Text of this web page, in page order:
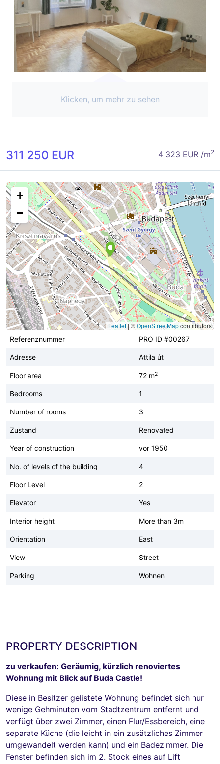
Klicken, um mehr zu sehen
311 250 EUR 4 323 EUR /m2
+
−
Leaflet | ©OpenStreetMapcontributors
Referenznummer
PRO ID #00267
Adresse Attila út
Floor area 72 m2
Bedrooms 1
Number of rooms 3
Zustand Renovated
Year of construction vor 1950
No. of levels of the building 4
Floor Level 2
Elevator Yes
Interior height More than 3m
Orientation East
View Street
Parking Wohnen
PROPERTY DESCRIPTION
zu verkaufen: Geräumig, kürzlich renoviertes
Wohnung mit Blick auf Buda Castle!
Diese in Besitzer gelistete Wohnung befindet sich nur
wenige Gehminuten vom Stadtzentrum entfernt und
verfügt über zwei Zimmer, einen Flur/Essbereich, eine
separate Küche (die leicht in ein zusätzliches Zimmer
umgewandelt werden kann) und ein Badezimmer. Die
Fenster befinden sich im 2. Stock eines auf Lift